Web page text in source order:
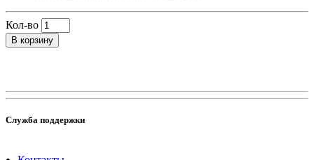
Кол-во
В корзину
Служба поддержки